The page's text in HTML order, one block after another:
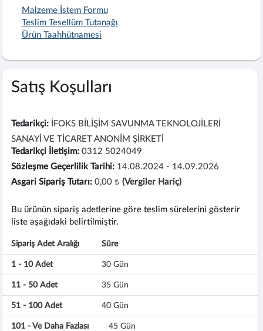
Malzeme İstem Formu
Teslim Tesellüm Tutanağı
Ürün Taahhütnamesi
Satış Koşulları
Tedarikçi: İFOKS BİLİŞİM SAVUNMA TEKNOLOJİLERİ
SANAYİ VE TİCARET ANONİM ŞİRKETİ
Tedarikçi İletişim: 0312 5024049
Sözleşme Geçerlilik Tarihi: 14.08.2024 - 14.09.2026
Asgari Sipariş Tutarı: 0,00 ₺(Vergiler Hariç)
Bu ürünün sipariş adetlerine göre teslim sürelerini gösterir
liste aşağıdaki belirtilmiştir.
Sipariş Adet Aralığı Süre
1 - 10 Adet 30 Gün
11 - 50 Adet 35 Gün
51 - 100 Adet 40 Gün
101 - Ve Daha Fazlası 45 Gün